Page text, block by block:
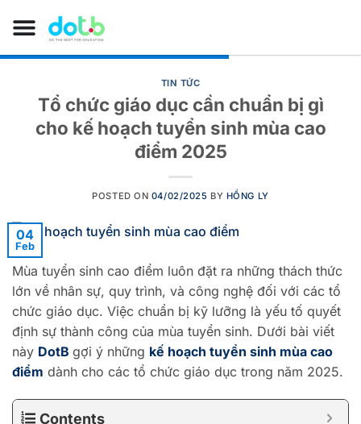
TIN TỨC
Tổ chức giáo dục cần chuẩn bị gì
cho kế hoạch tuyển sinh mùa cao
điểm 2025
POSTED ON 04/02/2025 BY HỒNG LY
04
Feb
Mùa tuyển sinh cao điểm luôn đặt ra những thách thức
lớn về nhân sự, quy trình, và công nghệ đối với các tổ
chức giáo dục. Việc chuẩn bị kỹ lưỡng là yếu tố quyết
định sự thành công của mùa tuyển sinh. Dưới bài viết
này DotB gợi ý những kế hoạch tuyển sinh mùa cao
điểm dành cho các tổ chức giáo dục trong năm 2025.
Contents